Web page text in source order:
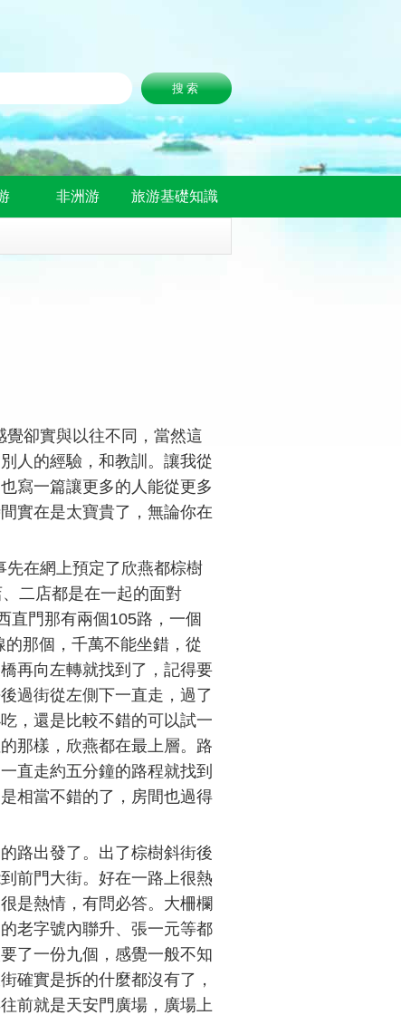
非洲游 旅游基礎知識
卻實與以往不同，當然這
人的經驗，和教訓。讓我從
寫一篇讓更多的人能從更多
實在是太寶貴了，無論你在
在網上預定了欣燕都棕樹
二店都是在一起的面對
直門那有兩個105路，一個
那個，千萬不能坐錯，從
再向左轉就找到了，記得要
過街從左側下一直走，過了
，還是比較不錯的可以試一
那樣，欣燕都在最上層。路
直走約五分鐘的路程就找到
相當不錯的了，房間也過得
路出發了。出了棕樹斜街後
前門大街。好在一路上很熱
是熱情，有問必答。大柵欄
老字號內聯升、張一元等都
了一份九個，感覺一般不知
確實是拆的什麼都沒有了，
前就是天安門廣場，廣場上